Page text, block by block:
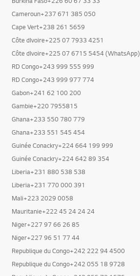
Burkina Faso+226 60 67 33 33
Cameroun+237 671 385 050
Cape Vert+238 261 5659
Côte dIvoire+225 07 7933 4251
Côte dIvoire+225 07 6715 5454 (WhatsApp)
RD Congo+243 999 555 999
RD Congo+243 999 977 774
Gabon+241 62 100 200
Gambie+220 7955815
Ghana+233 550 780 779
Ghana+233 551 545 454
Guinée Conackry+224 664 199 999
Guinée Conackry+224 642 89 354
Liberia+231 880 538 538
Liberia+231 770 000 391
Mali+223 2029 0058
Mauritanie+222 45 24 24 24
Niger+227 97 66 26 85
Niger+227 96 51 77 44
Republique du Congo+242 222 94 4500
Republique du Congo+242 055 18 9728